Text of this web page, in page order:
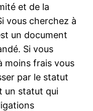
et de la
vous cherchez à
un document
Si vous
moins frais vous
par le statut
un statut qui